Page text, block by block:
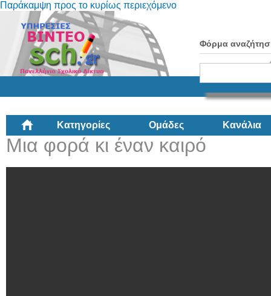
Παράκαμψη προς το κυρίως περιεχόμενο
Φόρμα
Κατηγορίες Ομάδες Κανάλια
Μια φορά κι έναν καιρό